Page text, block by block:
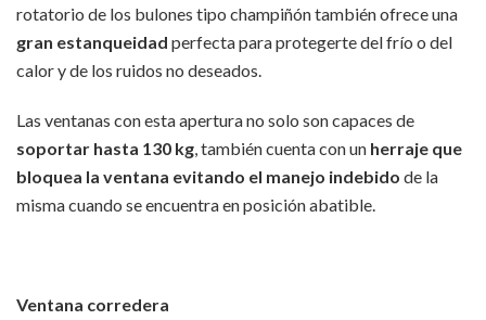
rotatorio de los bulones tipo champiñón también ofrece una
gran estanqueidad perfecta para protegerte del frío o del
calor y de los ruidos no deseados.
Las ventanas con esta apertura no solo son capaces de
soportar hasta 130 kg, también cuenta con un herraje que
bloquea la ventana evitando el manejo indebido de la
misma cuando se encuentra en posición abatible.
Ventana corredera